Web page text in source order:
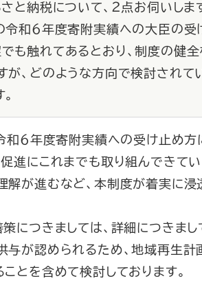
さと納税について、２点お伺いしま
令和６年度寄附実績への大臣の受
も触れてあるとおり、制度の健
が、どのような方向で検討され
和６年度寄附実績への受け止め
進にこれまでも取り組んできて
解が進むなど、本制度が着実に浸
につきましては、詳細につきま
与が認められるため、地域再生
とを含めて検討しております。